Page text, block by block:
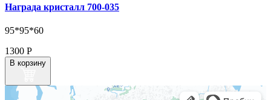
Награда кристалл 700‑035
95*95*60
1300 Р
В корзину